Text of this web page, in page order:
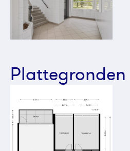
Plattegronden